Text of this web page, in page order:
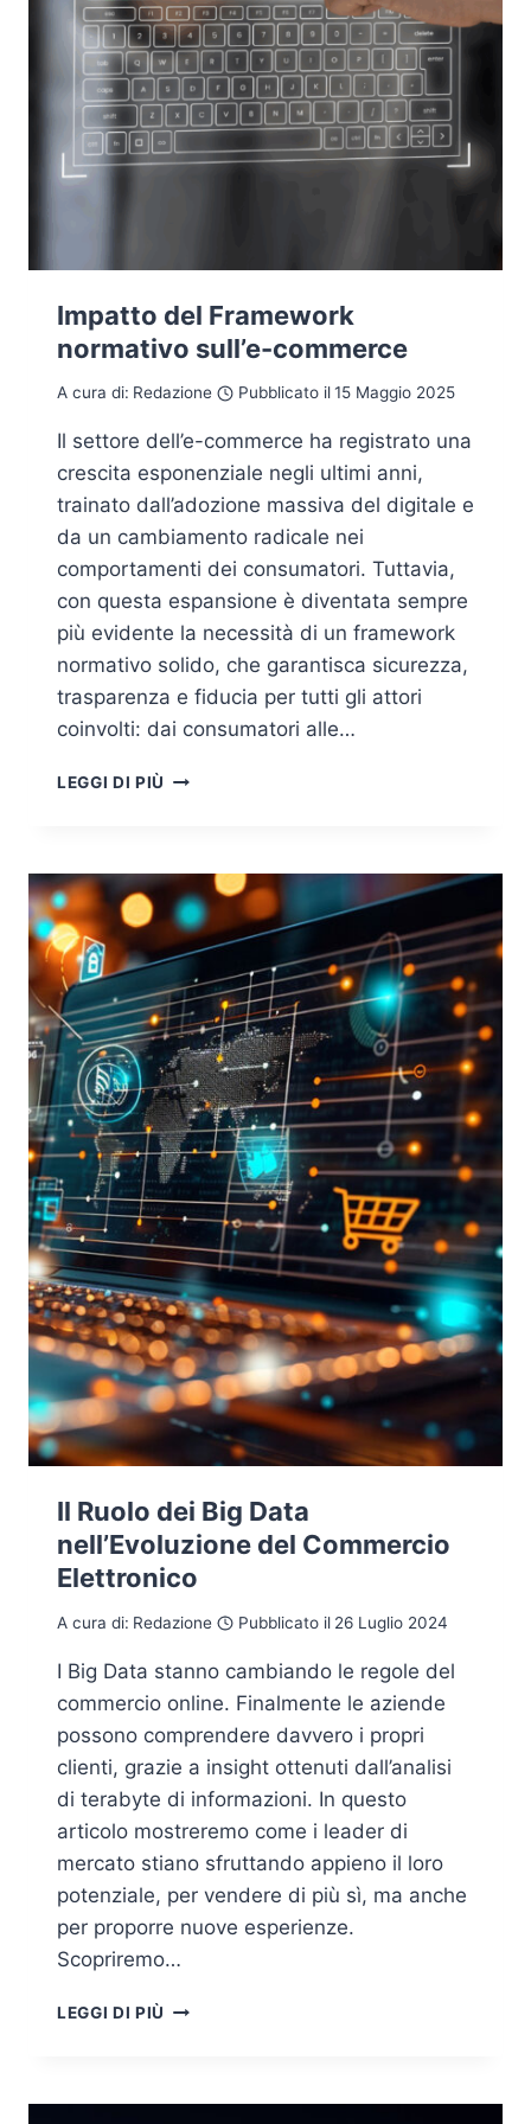
Impatto del Framework
normativo sull’e-commerce
A cura di: Redazione Pubblicato il15 Maggio 2025
Il settore dell’e-commerce ha registrato una
crescita esponenziale negli ultimi anni,
trainato dall’adozione massiva del digitale e
da un cambiamento radicale nei
comportamenti dei consumatori. Tuttavia,
con questa espansione è diventata sempre
più evidente la necessità di un framework
normativo solido, che garantisca sicurezza,
trasparenza e fiducia per tutti gli attori
coinvolti: dai consumatori alle…
LEGGI DI PIÙ IMPATTO
SULL’E-
COMMERCE
Il Ruolo dei Big Data
nell’Evoluzione del Commercio
Elettronico
A cura di: Redazione Pubblicato il 26 Luglio 2024
I Big Data stanno cambiando le regole del
commercio online. Finalmente le aziende
possono comprendere davvero i propri
clienti, grazie a insight ottenuti dall’analisi
di terabyte di informazioni. In questo
articolo mostreremo come i leader di
mercato stiano sfruttando appieno il loro
potenziale, per vendere di più sì, ma anche
per proporre nuove esperienze.
Scopriremo…
LEGGI DI PIÙ
DATA